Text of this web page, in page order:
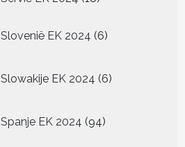
Slovenië EK 2024 66
Slowakije EK 2024 6
producten
Spanje EK 2024 9494